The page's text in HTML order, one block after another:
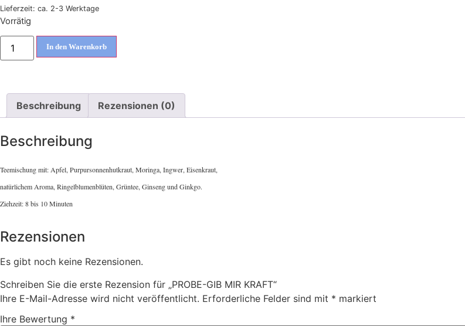
Lieferzeit: ca. 2-3 Werktage
Vorrätig
In den Warenkorb
Beschreibung Rezensionen (0)
Beschreibung
Teemischung mit: Apfel, Purpursonnenhutkraut, Moringa, Ingwer, Eisenkraut,
natürlichem Aroma, Ringelblumenblüten, Grüntee, Ginseng und Ginkgo.
Ziehzeit: 8 bis 10 Minuten
Rezensionen
Es gibt noch keine Rezensionen.
Schreiben Sie die erste Rezension für „PROBE-GIB MIR KRAFT“
Ihre E-Mail-Adresse wird nicht veröffentlicht. Erforderliche Felder sind mit * markiert
Ihre Bewertung *